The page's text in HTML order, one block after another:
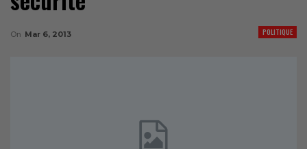
POLITIQUE
On Mar 6, 2013